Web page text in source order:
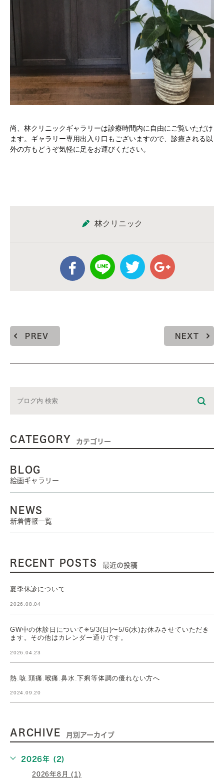
尚、林クリニックギャラリーは診療時間内に自由にご覧いただけ
ます。ギャラリー専用出入り口もございますので、診療される以
外の方もどうぞ気軽に足をお運びください。
林クリニック
PREV NEXT
CATEGORY カテゴリー
BLOG
絵画ギャラリー
NEWS
新着情報一覧
RECENT POSTS 最近の投稿
夏季休診について
2026.08.04
GW中の休診日について✳︎5/3(日)〜5/6(水)お休みさせていただき
ます。その他はカレンダー通りです。
2026.04.23
熱.咳.頭痛.喉痛.鼻水.下痢等体調の優れない方へ
2024.09.20
ARCHIVE 月別アーカイブ
2026年 (2)
2026年8月 (1)